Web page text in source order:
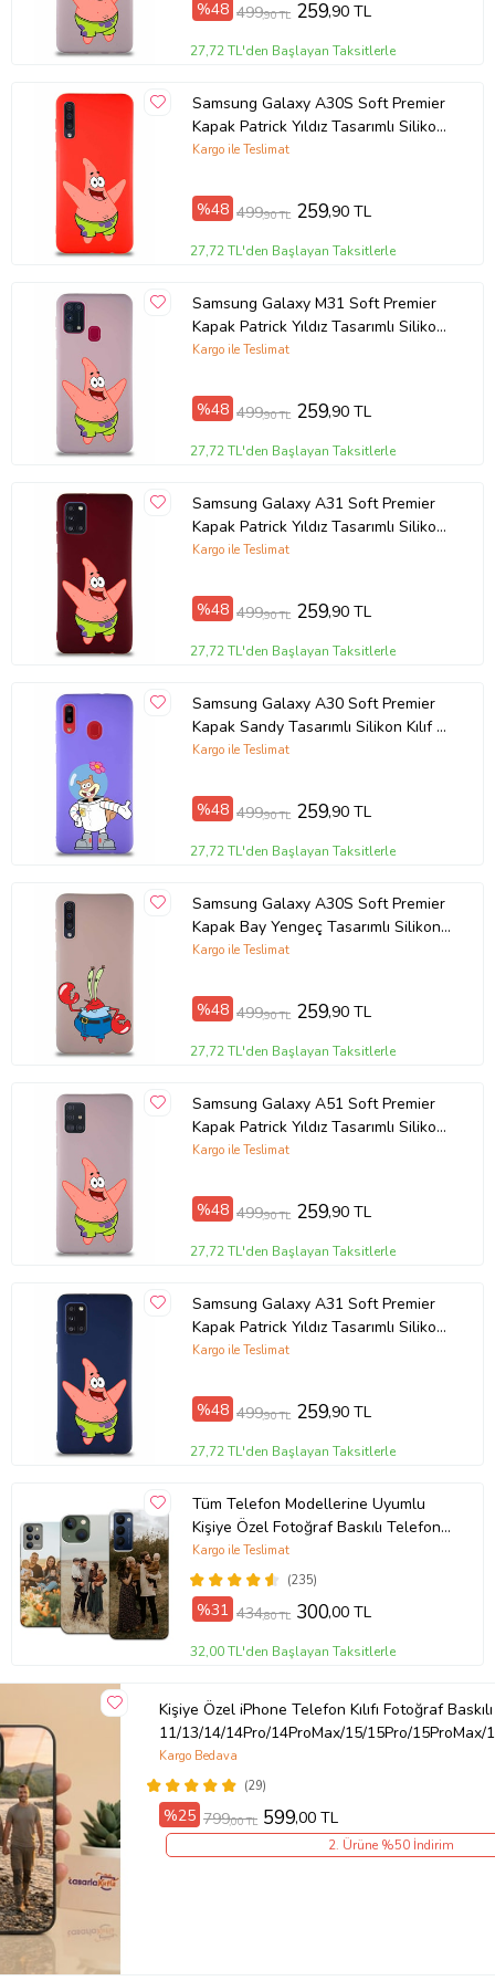
Ürün Kodu:kcm47752995
%48 499,90 TL 259,90 TL
27,72 TL'den Başlayan Taksitlerle
Samsung Galaxy A30S Soft Premier
Kapak Patrick Yıldız Tasarımlı Silikon
Kılıf - Kırmızı (Şeffaf)
Kargo ile Teslimat
%48 499,90 TL 259,90 TL
27,72 TL'den Başlayan Taksitlerle
Samsung Galaxy M31 Soft Premier
Kapak Patrick Yıldız Tasarımlı Silikon
Kılıf - Pudra (Şeffaf)
Kargo ile Teslimat
%48 499,90 TL 259,90 TL
27,72 TL'den Başlayan Taksitlerle
Samsung Galaxy A31 Soft Premier
Kapak Patrick Yıldız Tasarımlı Silikon
Kılıf - Mürdüm (Şeffaf)
Kargo ile Teslimat
%48 499,90 TL 259,90 TL
27,72 TL'den Başlayan Taksitlerle
Samsung Galaxy A30 Soft Premier
Kapak Sandy Tasarımlı Silikon Kılıf -
Mor (Şeffaf)
Kargo ile Teslimat
%48 499,90 TL 259,90 TL
27,72 TL'den Başlayan Taksitlerle
Samsung Galaxy A30S Soft Premier
Kapak Bay Yengeç Tasarımlı Silikon
Kılıf - Pudra (Şeffaf)
Kargo ile Teslimat
%48 499,90 TL 259,90 TL
27,72 TL'den Başlayan Taksitlerle
Samsung Galaxy A51 Soft Premier
Kapak Patrick Yıldız Tasarımlı Silikon
Kılıf - Pudra (Şeffaf)
Kargo ile Teslimat
%48 499,90 TL 259,90 TL
27,72 TL'den Başlayan Taksitlerle
Samsung Galaxy A31 Soft Premier
Kapak Patrick Yıldız Tasarımlı Silikon
Kılıf - Lacivert (Şeffaf)
Kargo ile Teslimat
%48 499,90 TL 259,90 TL
27,72 TL'den Başlayan Taksitlerle
Tüm Telefon Modellerine Uyumlu
Kişiye Özel Fotoğraf Baskılı Telefon
Kılıfı
(235)
Kargo ile Teslimat
%31 434,80 TL 300,00 TL
32,00 TL'den Başlayan Taksitlerle
Kişiye Özel iPhone Telefon Kılıfı Fotoğraf Baskılı
11/13/14/14Pro/14ProMax/15/15Pro/
(29)
Kargo Bedava
%25 799,00 TL 599,00 TL
2. Ürüne %50 İndirim